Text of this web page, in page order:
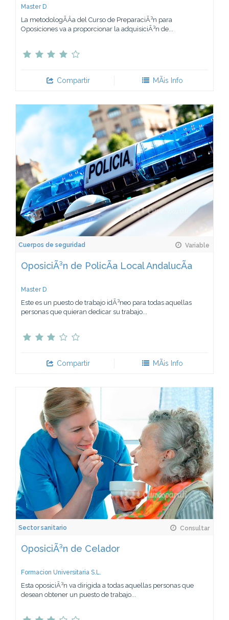
Master D
La metodologÃ­Â­a del Curso de PreparaciÃ³n para
Oposiciones va a proporcionar la adquisiciÃ³n de...
Compartir MÃ¡s Info
Cuerpos de seguridad Variable
OposiciÃ³n de PolicÃ­a Local AndalucÃ­a
Master D
Este es un puesto de trabajo idÃ³neo para todas aquellas
personas que quieran dedicar su trabajo...
Compartir MÃ¡s Info
Sector sanitario Consultar
OposiciÃ³n de Celador
Formacion Universitaria S.L.
Esta oposiciÃ³n va dirigida a todas aquellas personas que
desean obtener un puesto de trabajo...